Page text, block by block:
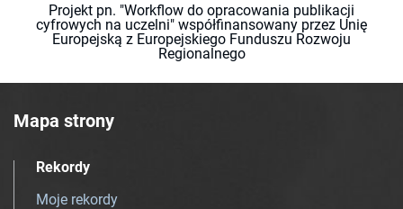
Projekt pn. "Workflow do opracowania publikacji
cyfrowych na uczelni" współfinansowany przez Unię
Europejską z Europejskiego Funduszu Rozwoju
Regionalnego
Mapa strony
Rekordy
Moje rekordy